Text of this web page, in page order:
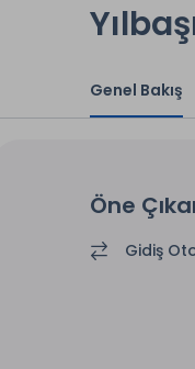
Genel Bakış
Öne
Gidiş